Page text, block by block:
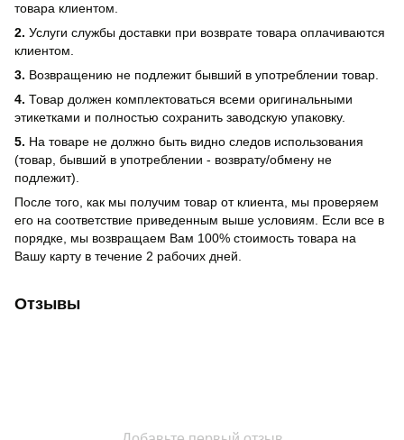
товара клиентом.
2. Услуги службы доставки при возврате товара оплачиваются
клиентом.
3. Возвращению не подлежит бывший в употреблении товар.
4. Товар должен комплектоваться всеми оригинальными
этикетками и полностью сохранить заводскую упаковку.
5. На товаре не должно быть видно следов использования
(товар, бывший в употреблении - возврату/обмену не
подлежит).
После того, как мы получим товар от клиента, мы проверяем
его на соответствие приведенным выше условиям. Если все в
порядке, мы возвращаем Вам 100% стоимость товара на
Вашу карту в течение 2 рабочих дней.
Отзывы